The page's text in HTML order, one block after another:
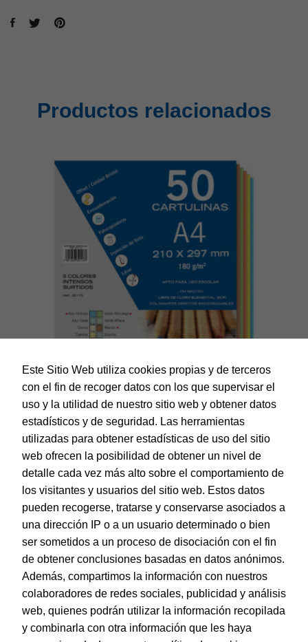
Productos relacionados
Dohe – Cartulina 50 hojas en A4 – 5 colores surtidos
Intenso
EAN: 8421938301137
© Dohe - Camino de Madrid, 14
28970 • Humanes de Madrid (Madrid)
ESPAÑA
Este Sitio Web utiliza cookies propias y de terceros
con el fin de recoger datos con los que supervisar el
uso y la utilidad de nuestro sitio web y obtener datos
estadísticos y de seguridad. Las herramientas
utilizadas para obtener estadísticas de uso del sitio
web ofrecen la posibilidad de obtener un nivel de
detalle cada vez más alto sobre el comportamiento de
los visitantes y usuarios del sitio web. Estos datos
pueden recogerse, tratarse y conservarse asociados a
una dirección IP o a un usuario determinado o bien
ser sometidos a un proceso de disociación con el fin
de obtener conclusiones basadas en datos anónimos.
Además, compartimos la información con nuestros
colaboradores de redes sociales, publicidad y análisis
web, quienes podrán utilizar la información recopilada
y combinarla con otra información que les haya